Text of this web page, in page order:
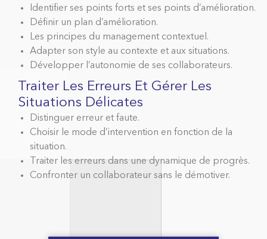
Identifier ses points forts et ses points d’amélioration.
Définir un plan d’amélioration.
Les principes du management contextuel.
Adapter son style au contexte et aux situations.
Développer l’autonomie de ses collaborateurs.
Traiter Les Erreurs Et Gérer Les
Situations Délicates
Distinguer erreur et faute.
Choisir le mode d’intervention en fonction de la
situation.
Traiter les erreurs dans une dynamique de progrès.
Confronter un collaborateur sans le démotiver.